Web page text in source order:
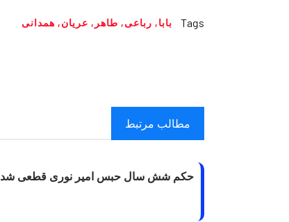
Tags بابا, رباعی, طاهر , عریان, همدانی
مطالب مرتبط
حکم شش سال حبس امیر نوری قطعی شد